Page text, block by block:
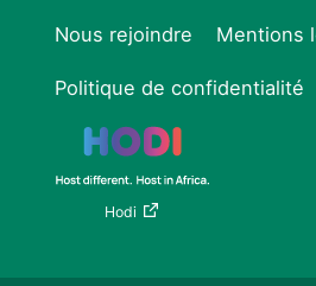
Nous rejoindre Mentions
Politique de confidentialité
Hodi